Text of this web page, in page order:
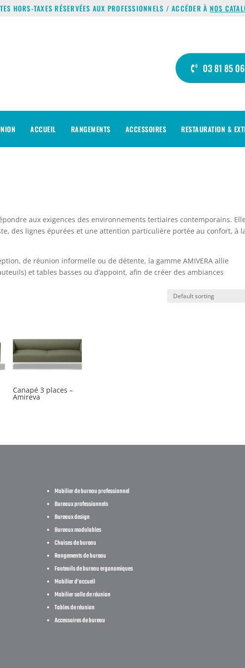
HORS-TAXES RÉSERVÉES AUX PROFESSIONNELS / ACCÉDER À NOS
03 81 85
ACCUEIL RANGEMENTS ACCESSOIRES RESTAURATION &
aux exigences des environnements tertiaires contemporains. Elle
des lignes épurées et une attention particulière portée au confort, à
de réunion informelle ou de détente, la gamme AMIVERA allie
et tables basses ou d’appoint, afin de créer des ambiances
Canapé 3 places –
Amireva
Mobilier de bureau professionnel
Bureaux professionnels
Bureaux design
Bureaux modulables
Chaises de bureau
Rangements de bureau
Fauteuils de bureau ergonomiques
Mobilier d’accueil
Mobilier salle de réunion
Tables de réunion
Accessoires de bureau